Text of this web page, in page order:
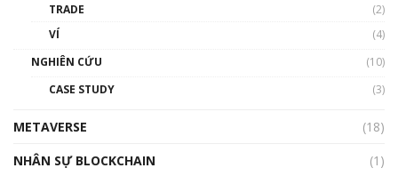
01:32:59
TRADE
(2)
VÍ
(4)
NGHIÊN CỨU
(10)
CASE STUDY
(3)
METAVERSE
(18)
NHÂN SỰ BLOCKCHAIN
(1)